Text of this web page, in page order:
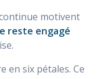
motivent
reste engagé
en six pétales. Ce